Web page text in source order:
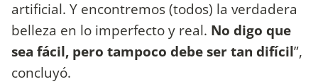
artificial. Y encontremos (todos) la verdadera
belleza en lo imperfecto y real. No digo que
sea fácil, pero tampoco debe ser tan difícil”,
concluyó.